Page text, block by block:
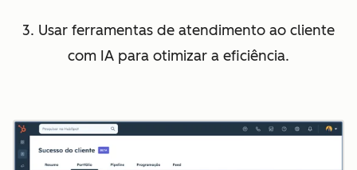
3. Usar ferramentas de atendimento ao cliente
com IA para otimizar a eficiência.